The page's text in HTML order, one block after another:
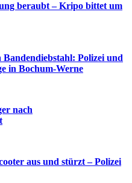
beraubt – Kripo bittet um
Polizei und
in Bochum-Werne
nach
aus und stürzt – Polizei